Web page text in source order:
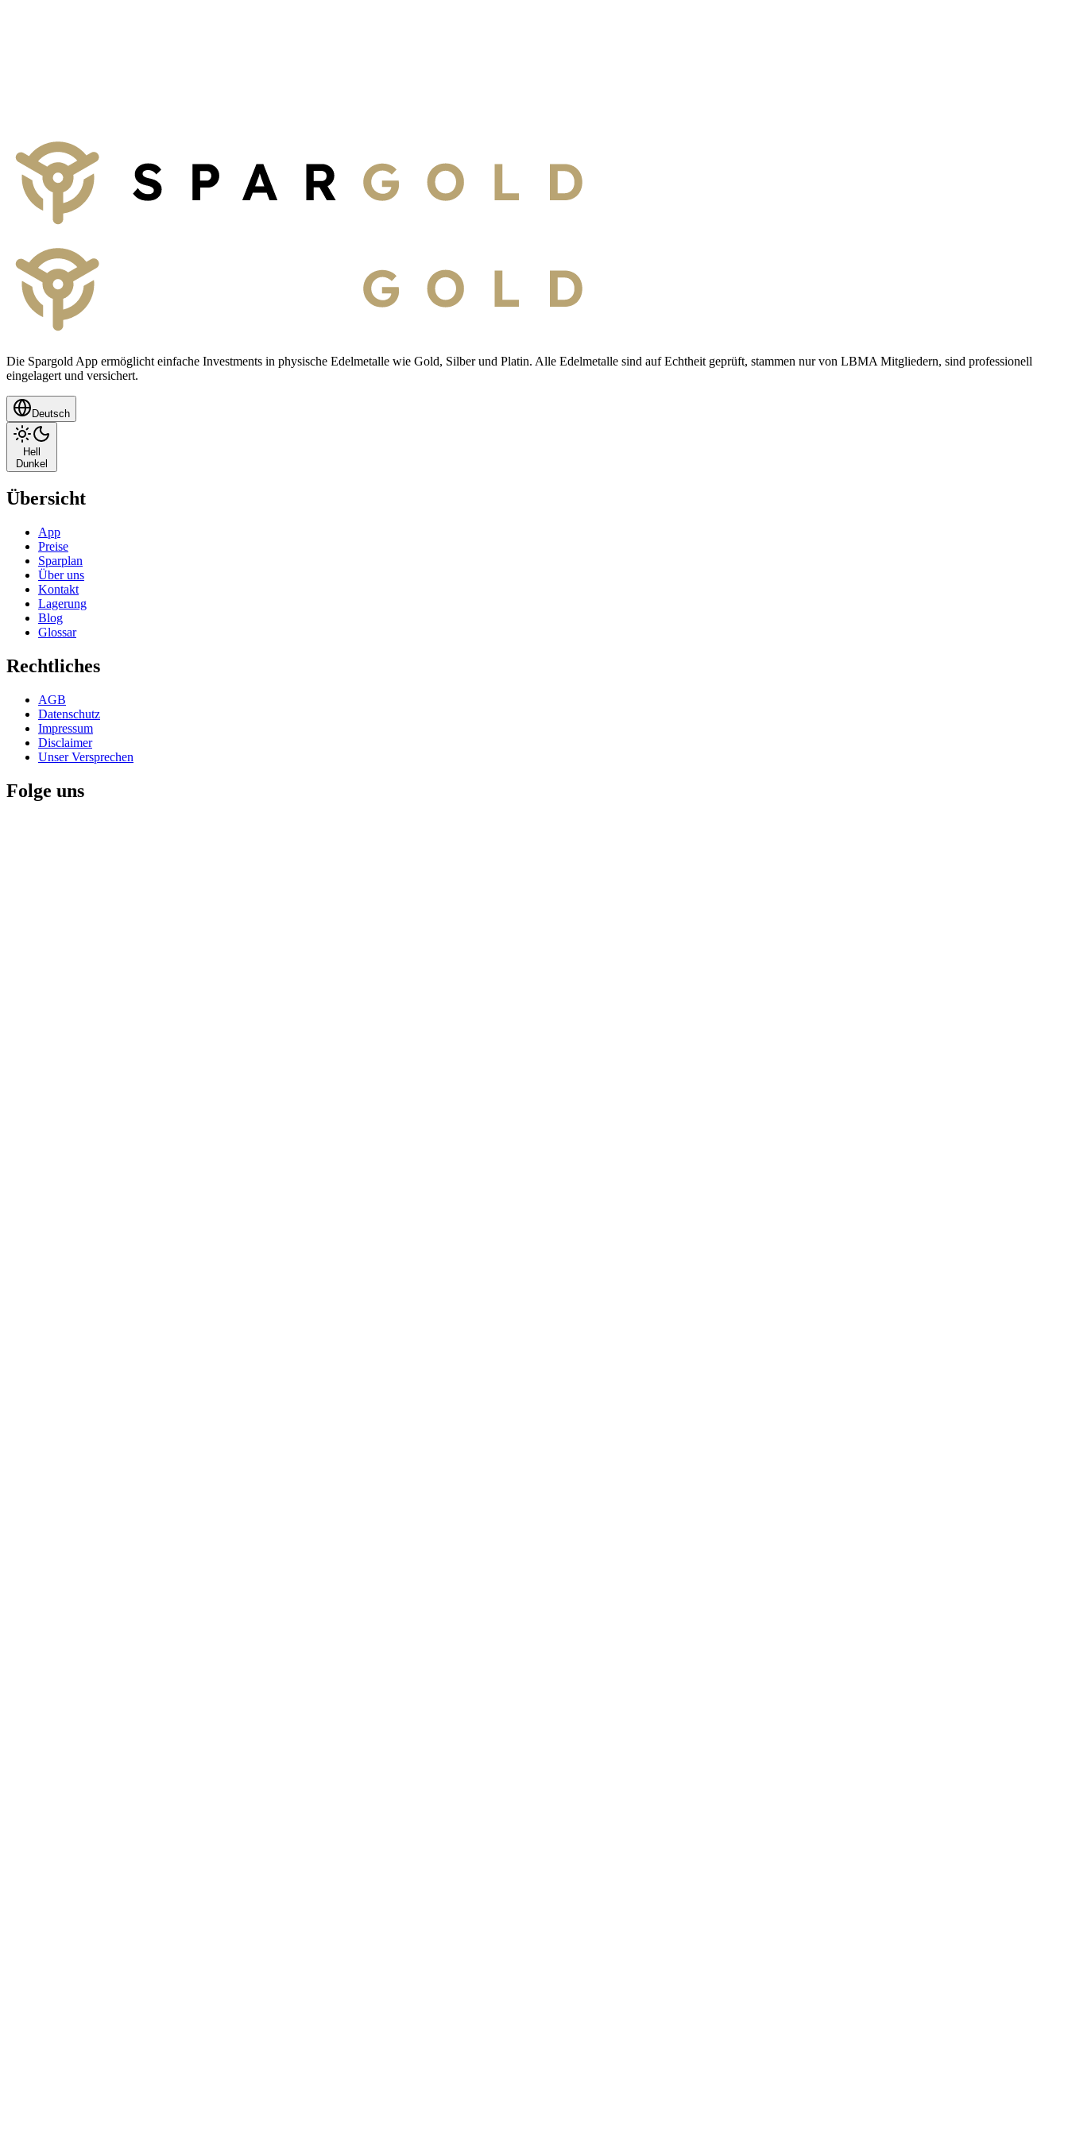
Die Spargold App ermöglicht einfache Investments in physische Edelmetalle wie Gold, Silber und Platin. Alle Edelmetalle sind auf Echtheit geprüft, stammen nur von LBMA Mitgliedern, sind professionell
eingelagert und versichert.
Deutsch
Hell
Dunkel
Übersicht
App
Preise
Sparplan
Über uns
Kontakt
Lagerung
Blog
Glossar
Rechtliches
AGB
Datenschutz
Impressum
Disclaimer
Unser Versprechen
Folge uns